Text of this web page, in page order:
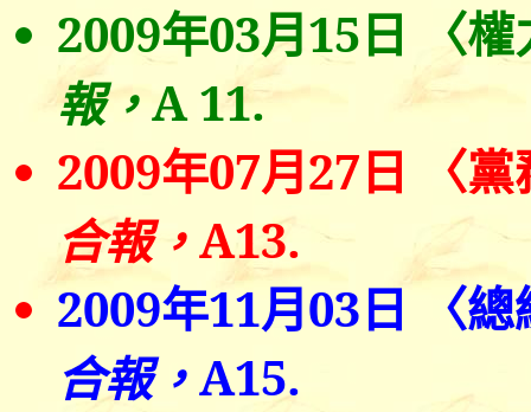
2009年03月15日 〈
報，A11.
2009年07月27日 〈
合報，A13.
2009年11月03日 〈
合報，A15.